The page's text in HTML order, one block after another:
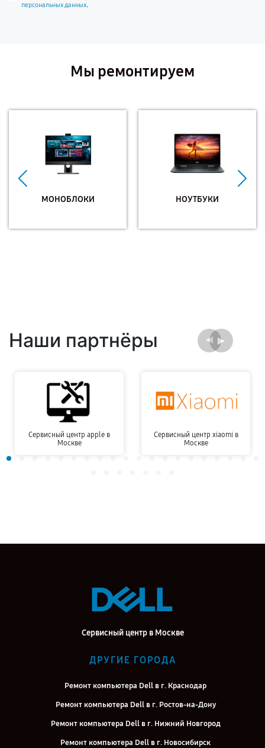
персональных данных.
Мы ремонтируем
МОНОБЛОКИ НОУТБУКИ
Наши партнёры
Сервисный центр apple в
Москве
Сервисный центр xiaomi в
Москве
Сервисный центр в Москве
ДРУГИЕ ГОРОДА
Ремонт компьютера Dell в г. Краснодар
Ремонт компьютера Dell в г. Ростов-на-Дону
Ремонт компьютера Dell в г. Нижний Новгород
Ремонт компьютера Dell в г. Новосибирск